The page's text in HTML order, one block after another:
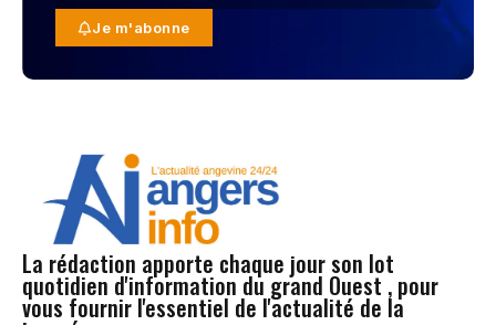
Je m'abonne
La rédaction apporte chaque jour son lot
quotidien d'information du grand Ouest , pour
vous fournir l'essentiel de l'actualité de la